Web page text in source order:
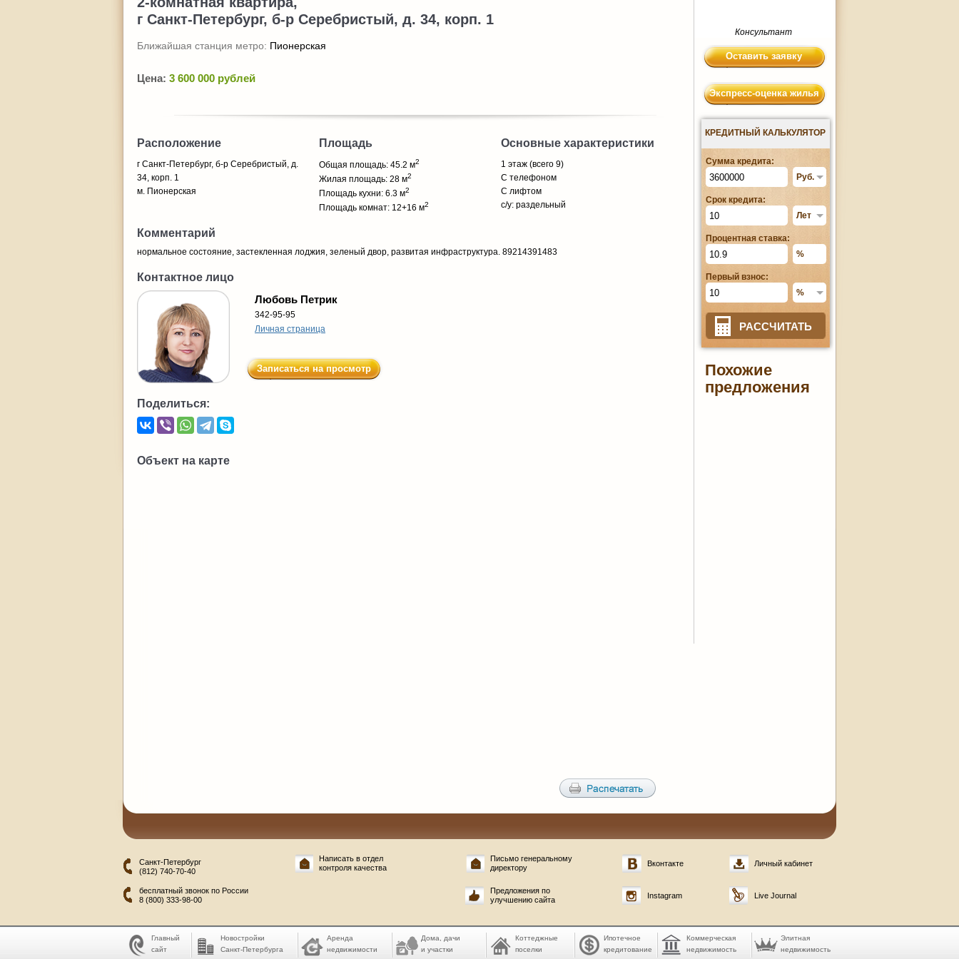
г Санкт-Петербург, б-р Серебристый, д. 34, корп. 1
Ближайшая станция метро: Пионерская
Цена: 3 600 000 рублей
Расположение
г Санкт-Петербург, б-р Серебристый, д.
34, корп. 1
м. Пионерская
Площадь
Общая площадь: 45.2 м2
Жилая площадь: 28 м2
Площадь кухни: 6.3 м2
Площадь комнат: 12+16 м2
Основные характеристики
1 этаж (всего 9)
С телефоном
С лифтом
с/у: раздельный
Комментарий
нормальное состояние, застекленная лоджия, зеленый двор, развитая инфраструктура. 89214391483
Контактное лицо
Любовь Петрик
342-95-95
Личная страница
Записаться на просмотр
Поделиться:
Объект на карте
Консультант
Оставить заявку
Экспресс-оценка жилья
КРЕДИТНЫЙ КАЛЬКУЛЯТОР
Сумма кредита:
Срок кредита:
Процентная ставка:
Первый взнос:
РАССЧИТАТЬ
Похожие
предложения
Санкт-Петербург
(812) 740-70-40
бесплатный звонок по России
8 (800) 333-98-00
Написать в отдел
контроля качества
Письмо генеральному
директору
Предложения по
улучшению сайта
Вконтакте
Instagram
Личный кабинет
Live Journal
Главный
сайт
Новостройки
Санкт-Петербурга
Аренда
недвижимости
Дома, дачи
и участки
Коттеджные
поселки
Ипотечное
кредитование
Коммерческая
недвижимость
Элитная
недвижимость